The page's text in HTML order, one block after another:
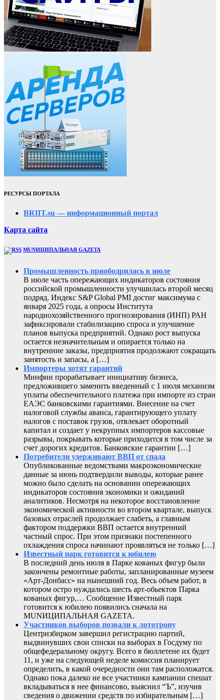
РЕСУРСЫ ПОРТАЛА
BRIIT.su — информационный портал
Карта сайта
MUNИЦИПАЛЬНАЯ GAZЕТА
Промышленность приободрилась в июле
В июле часть опережающих индикаторов состояния
российской промышленности улучшилась второй месяц
подряд. Индекс S&P Global PMI достиг максимума с
января 2025 года, а опросы Института
народнохозяйственного прогнозирования (ИНП) РАН
зафиксировали стабилизацию спроса и улучшение
планов выпуска предприятий. Однако рост выпуска
остается незначительным и опирается только на
внутренние заказы, предприятия продолжают сокращать
занятость и запасы, а […]
Импортеры хотят гарантий
Минфин прорабатывает инициативу бизнеса,
предложившего заменить введенный с 1 июля механизм
уплаты обеспечительного платежа при импорте из стран
ЕАЭС банковскими гарантиями. Внесение на счет
налоговой службы аванса, гарантирующего уплату
налогов с поставок грузов, отвлекает оборотный
капитал и создает у некрупных импортеров кассовые
разрывы, покрывать которые приходится в том числе за
счет дорогих кредитов. Банковские гарантии […]
Потребители удерживают ВВП от спада
Опубликованные ведомствами макроэкономические
данные за июнь подтвердили выводы, которые ранее
можно было сделать на основании опережающих
индикаторов состояния экономики и ожиданий
аналитиков. Несмотря на некоторое восстановление
экономической активности во втором квартале, выпуск
базовых отраслей продолжает слабеть, а главным
фактором поддержки ВВП остается внутренний
частный спрос. При этом признаки постепенного
охлаждения спроса начинают проявляться не только […]
Известный парк готовится к юбилею
В последний день июля в Парке кованых фигур были
закончены ремонтные работы, запланированные музеем
«Арт-Донбасс» на нынешний год. Весь объем работ, в
котором остро нуждались шесть арт-обьектов Парка
кованых фигур,… Сообщение Известный парк
готовится к юбилею появились сначала на
MUNИЦИПАЛЬНАЯ GAZЕТА.
Участников выборов позвали к лототрону
Центризбирком завершил регистрацию партий,
выдвинувших свои списки на выборах в Госдуму по
общефедеральному округу. Всего в бюллетене их будет
11, и уже на следующей неделе комиссия планирует
определить, в какой очередности они там расположатся.
Однако пока далеко не все участники кампании спешат
вкладываться в нее финансово, выяснил “Ъ”, изучив
сведения о движении средств по избирательным […]